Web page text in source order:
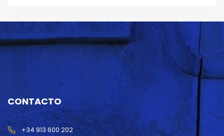
CONTACTO
+34 913 600 202